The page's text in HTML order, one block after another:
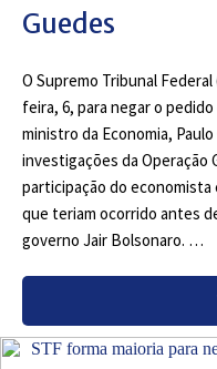
Guedes
O Supremo Tribunal
feira, 6, para negar o
ministro da Economia,
investigações da Operação
participação do
que teriam ocorrido antes
governo Jair Bolsonaro. …